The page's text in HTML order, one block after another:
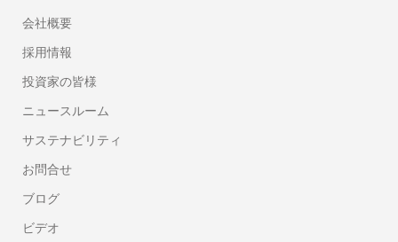
会社概要
採用情報
投資家の皆様
ニュースルーム
サステナビリティ
お問合せ
ブログ
ビデオ